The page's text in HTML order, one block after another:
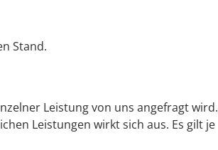
Stand.
Leistung von uns angefragt wird.
Leistungen wirkt sich aus. Es gilt je